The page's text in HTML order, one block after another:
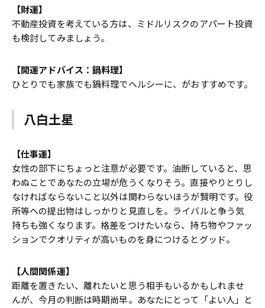
【財運】
不動産投資を考えている方は、ミドルリスクのアパート投資
も検討してみましょう。
【開運アドバイス：鍋料理】
ひとりでも家族でも鍋料理でヘルシーに、がおすすめです。
八白土星
【仕事運】
女性の部下にちょっと注意が必要です。油断していると、思
わぬことであなたの立場が危うくなりそう。直接やりとりし
なければならないこと以外は関わらないほうが賢明です。役
所等への提出物はしっかりと見直しを。ライバルと争う気
持ちも強くなります。格差をつけたいなら、持ち物やファッ
ションでクオリティが高いものを身につけるとグッド。
【人間関係運】
距離を置きたい、離れたいと思う相手もいるかもしれませ
んが、今月の判断は時期尚早。あなたにとって「よい人」と